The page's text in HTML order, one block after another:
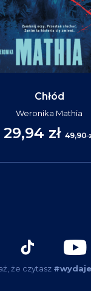
Chłód
Weronika Mathia
29,94 zł 49,90
że czytasz